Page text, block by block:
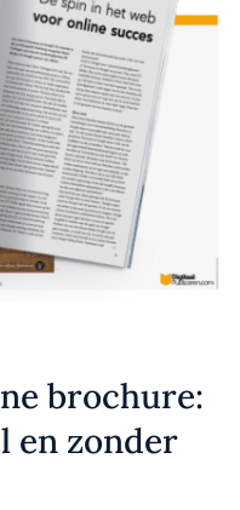
brochure:
en zonder